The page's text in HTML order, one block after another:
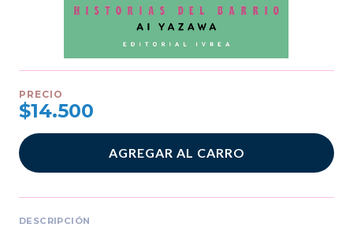
PRECIO
$14.500
AGREGAR AL CARRO
DESCRIPCIÓN